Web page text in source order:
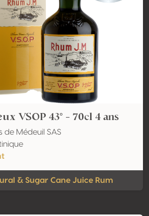
VSOP 43° - 70cl 4 ans
de Médeuil SAS
& Sugar Cane Juice Rum